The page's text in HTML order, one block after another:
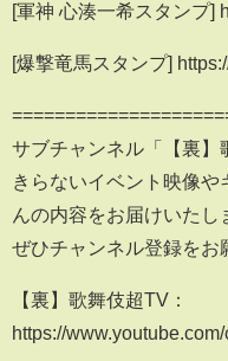
[軍神 心湊一希スタンプ]
[爆撃竜馬スタンプ]
サブチャンネル「【裏】
きらないイベント映像や
んの内容をお届けいたし
ぜひチャンネル登録をお
【裏】歌舞伎超TV：
https://